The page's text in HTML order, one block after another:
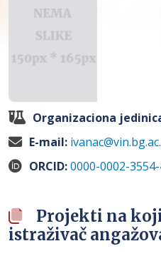
Organizaciona
E-mail:
ORCID:0000-0002-
Projekti na
istraživač